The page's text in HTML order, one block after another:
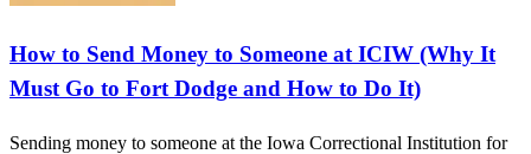
How to Send Money to Someone at ICIW (Why It
Must Go to Fort Dodge and How to Do It)
Sending money to someone at the Iowa Correctional Institution for